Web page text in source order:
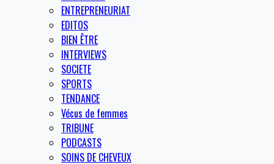
ENTREPRENEURIAT
EDITOS
BIEN ÊTRE
INTERVIEWS
SOCIETE
SPORTS
TENDANCE
Vécus de femmes
TRIBUNE
PODCASTS
SOINS DE CHEVEUX